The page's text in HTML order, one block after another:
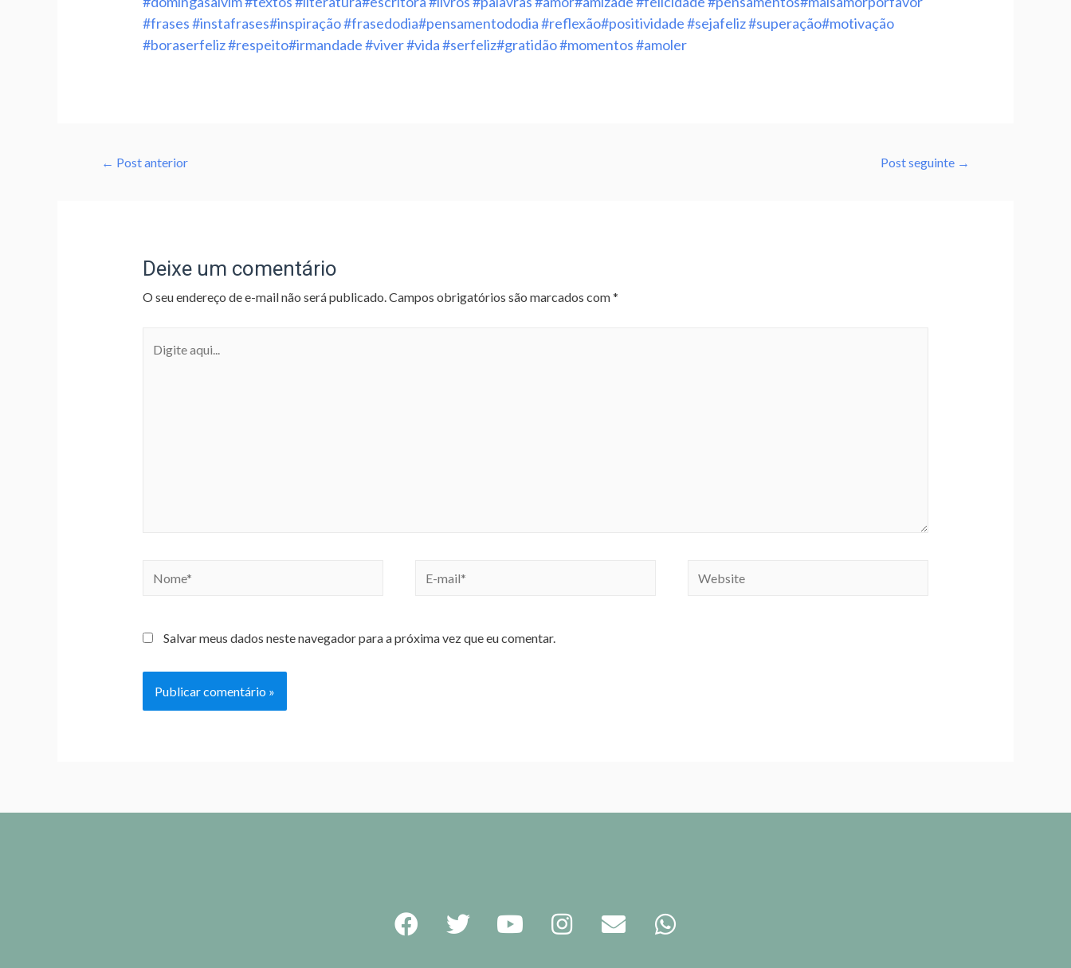
#frases#instafrases#inspiração#frasedodia#pensamentododia#reflexão#positividade#sejafeliz#superação#motivação
#boraserfeliz#respeito#irmandade#viver#vida#serfeliz#gratidão#momentos#amoler
← Post anterior Post seguinte →
Deixe um comentário
O seu endereço de e-mail não será publicado.Campos obrigatórios são marcados com*
Salvar meus dados neste navegador para a próxima vez que eu comentar.